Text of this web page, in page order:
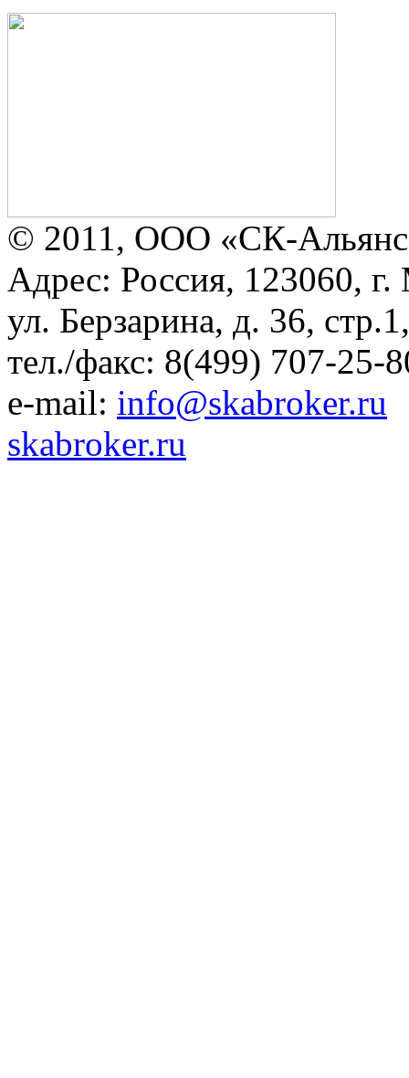
© 2011, ООО «СК-
Адрес: Россия, 123060, г.
ул. Берзарина, д. 36,
тел./факс: 8(499) 707-25-
e-mail: info@skabroker.ru
skabroker.ru